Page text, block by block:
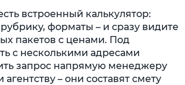
встроенный калькулятор:
форматы – и сразу видите
пакетов с ценами. Под
с несколькими адресами
запрос напрямую менеджеру
– они составят смету